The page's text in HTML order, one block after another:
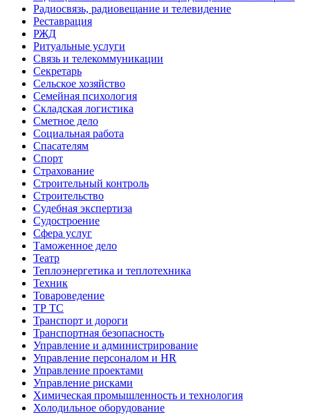
Радиосвязь, радиовещание и телевидение
Реставрация
РЖД
Ритуальные услуги
Связь и телекоммуникации
Секретарь
Сельское хозяйство
Семейная психология
Складская логистика
Сметное дело
Социальная работа
Спасателям
Спорт
Страхование
Строительный контроль
Строительство
Судебная экспертиза
Судостроение
Сфера услуг
Таможенное дело
Театр
Теплоэнергетика и теплотехника
Техник
Товароведение
ТР ТС
Транспорт и дороги
Транспортная безопасность
Управление и администрирование
Управление персоналом и HR
Управление проектами
Управление рисками
Химическая промышленность и технология
Холодильное оборудование